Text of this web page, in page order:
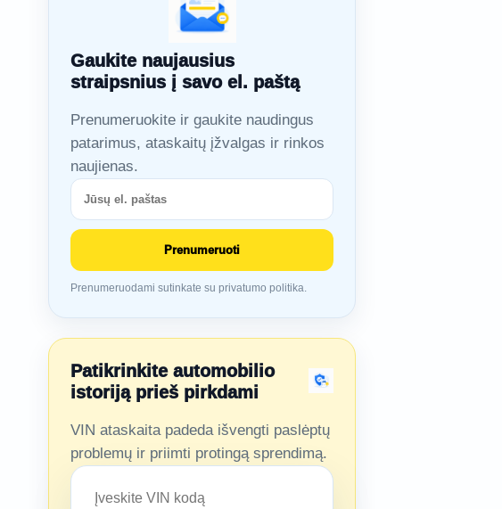
Gaukite naujausius
straipsnius į savo el. paštą
Prenumeruokite ir gaukite naudingus
patarimus, ataskaitų įžvalgas ir rinkos
naujienas.
Prenumeruoti
Prenumeruodami sutinkate su privatumo politika.
Patikrinkite automobilio
istoriją prieš pirkdami
VIN ataskaita padeda išvengti paslėptų
problemų ir priimti protingą sprendimą.